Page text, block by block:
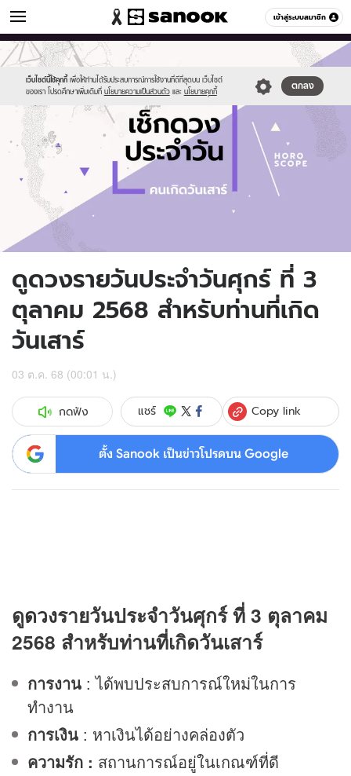
เข้าสู่ระบบสมาชิก
ดูดวง หมวดอื่นๆ
เว็บไซต์นี้ใช้คุกกี้ เพื่อให้ท่านได้รับประสบการณ์การใช้งานที่ดีที่สุดบน เว็บไซต์
ของเรา โปรดศึกษาเพิ่มเติมที่ นโยบายความเป็นส่วนตัว และ นโยบายคุกกี้
ตกลง
Sanook
//s.isanook.com/sr/0/images/logo-
new-
sanook.png
600
60
//s.isanook.com/ho/0/ud/fxd/day/daily-
horoscope-
saturday.jpg
ดูดวงรายวันประจำวันศุกร์ ที่ 3
ตุลาคม 2568 สำหรับท่านที่เกิด
วันเสาร์
03 ต.ค. 68 (00:01 น.)
กดฟัง แชร์ Copy link
ตั้ง Sanook เป็นข่าวโปรดบน Google
ดูดวงรายวันประจำวันศุกร์ ที่ 3 ตุลาคม
2568 สำหรับท่านที่เกิดวันเสาร์
การงาน : ได้พบประสบการณ์ใหม่ในการ
ทำงาน
การเงิน : หาเงินได้อย่างคล่องตัว
ความรัก : สถานการณ์อยู่ในเกณฑ์ที่ดี